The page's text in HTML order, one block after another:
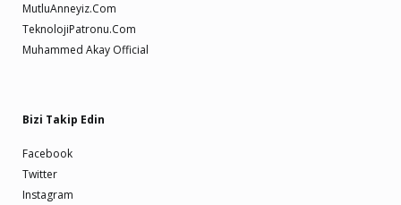
MutluAnneyiz.Com
TeknolojiPatronu.Com
Muhammed Akay Official
Bizi Takip Edin
Facebook
Twitter
Instagram